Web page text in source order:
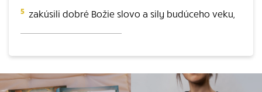
5 zakúsili dobré Božie slovo a sily budúceho veku,